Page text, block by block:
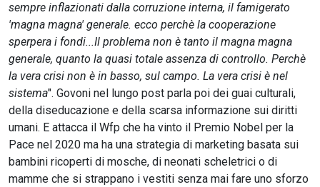
sempre inflazionati dalla corruzione interna, il famigerato
'magna magna' generale. ecco perchè la cooperazione
sperpera i fondi...Il problema non è tanto il magna magna
generale, quanto la quasi totale assenza di controllo. Perchè
la vera crisi non è in basso, sul campo. La vera crisi è nel
sistema". Govoni nel lungo post parla poi dei guai culturali,
della diseducazione e della scarsa informazione sui diritti
umani. E attacca il Wfp che ha vinto il Premio Nobel per la
Pace nel 2020 ma ha una strategia di marketing basata sui
bambini ricoperti di mosche, di neonati scheletrici o di
mamme che si strappano i vestiti senza mai fare uno sforzo